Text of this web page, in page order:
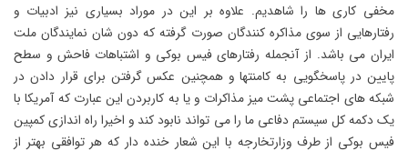
مخفی کاری ها را شاهدیم. علاوه بر این در موراد بسیاری نیز ادبیات و
رفتارهایی از سوی مذاکره کنندگان صورت گرفته که دون شان نمایندگان ملت
ایران می باشد. از آنجمله رفتارهای فیس بوکی و اشتباهات فاحش و سطح
پایین در پاسخگویی به کامنتها و همچنین عکس گرفتن برای قرار دادن در
شبکه های اجتماعی پشت میز مذاکرات و یا به کاربردن این عبارت که آمریکا با
یک دکمه کل سیستم دفاعی ما را می تواند نابود کند و اخیرا راه اندازی کمپین
فیس بوکی از طرف وزارتخارجه با این شعار خنده دار که هر توافقی بهتر از